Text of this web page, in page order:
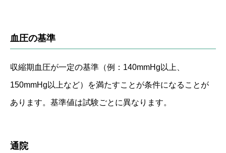
血圧の基準
収縮期血圧が一定の基準（例：140mmHg以上、
150mmHg以上など）を満たすことが条件になることが
あります。基準値は試験ごとに異なります。
通院